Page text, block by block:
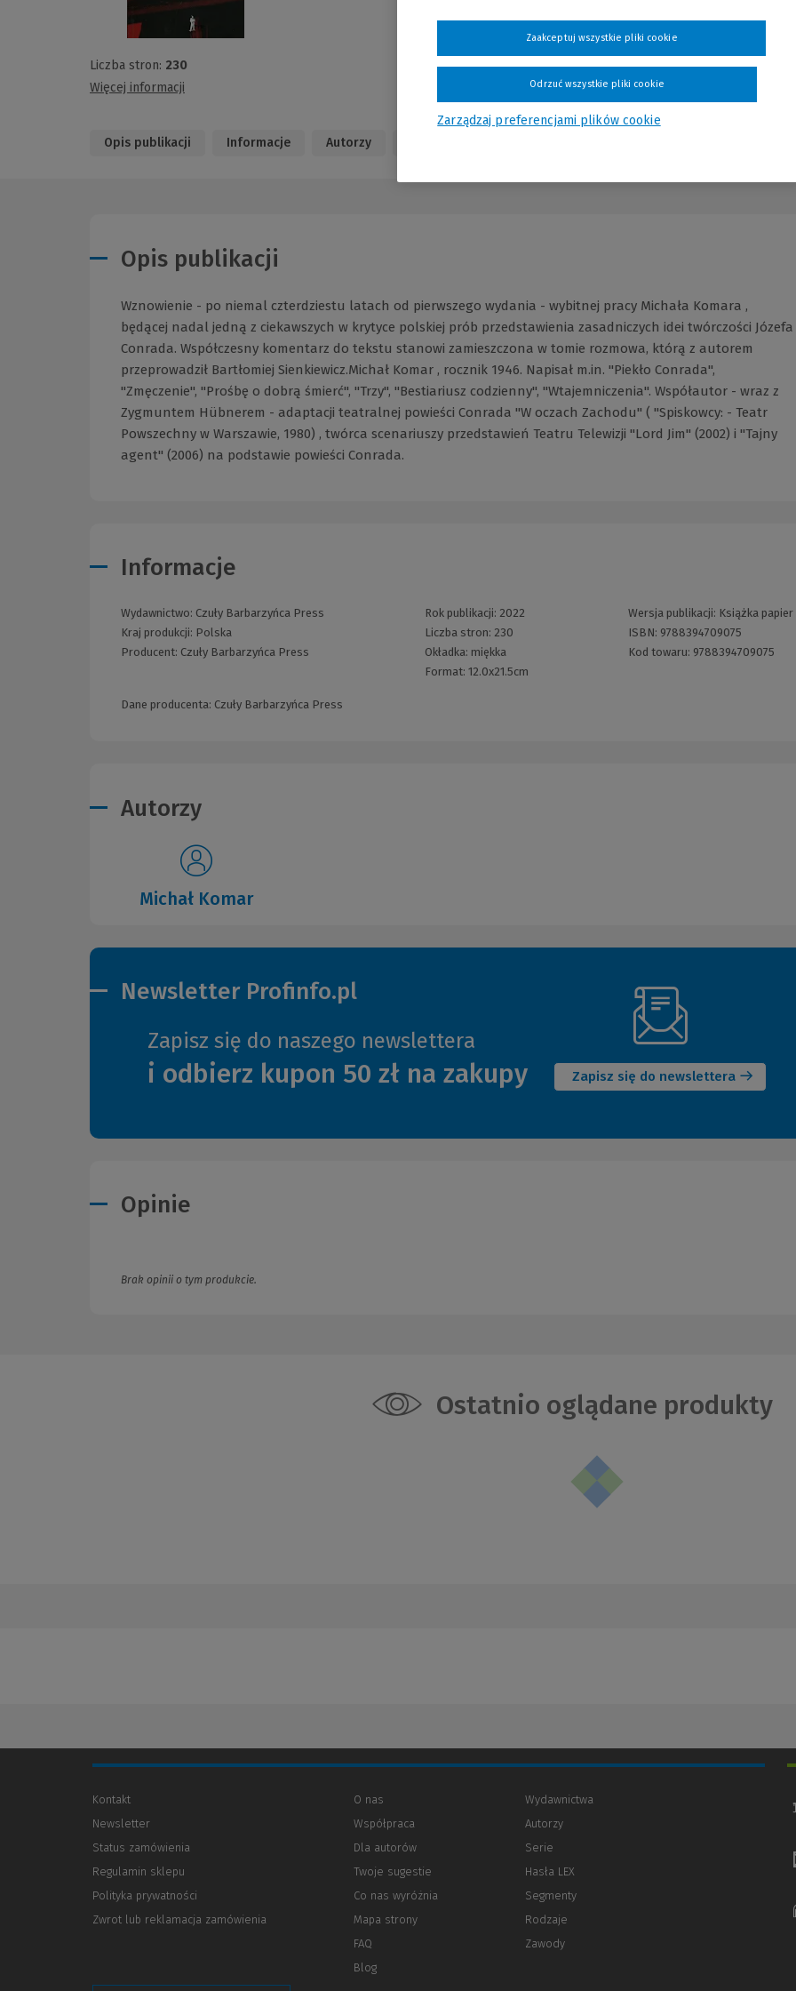
Liczba stron: 230
Więcej informacji
Opis publikacji Informacje Autorzy
Opis publikacji
Wznowienie - po niemal czterdziestu latach od pierwszego wydania - wybitnej pracy Michała Komara ,
będącej nadal jedną z ciekawszych w krytyce polskiej prób przedstawienia zasadniczych idei twórczości Józefa
Conrada. Współczesny komentarz do tekstu stanowi zamieszczona w tomie rozmowa, którą z autorem
przeprowadził Bartłomiej Sienkiewicz.Michał Komar , rocznik 1946. Napisał m.in. "Piekło Conrada",
"Zmęczenie", "Prośbę o dobrą śmierć", "Trzy", "Bestiariusz codzienny", "Wtajemniczenia". Współautor - wraz z
Zygmuntem Hübnerem - adaptacji teatralnej powieści Conrada "W oczach Zachodu" ( "Spiskowcy: - Teatr
Powszechny w Warszawie, 1980) , twórca scenariuszy przedstawień Teatru Telewizji "Lord Jim" (2002) i "Tajny
agent" (2006) na podstawie powieści Conrada.
Informacje
Wydawnictwo: Czuły Barbarzyńca Press
Kraj produkcji: Polska
Producent: Czuły Barbarzyńca Press
Rok publikacji: 2022
Liczba stron: 230
Okładka: miękka
Format: 12.0x21.5cm
Wersja publikacji: Książka papier
ISBN: 9788394709075
Kod towaru: 9788394709075
Dane producenta: Czuły Barbarzyńca Press
Autorzy
Michał Komar
Newsletter Profinfo.pl
Zapisz się do naszego newslettera
i odbierz kupon 50 zł na zakupy Zapisz się do newslettera
okno)
Opinie
Brak opinii o tym produkcie.
Ostatnio oglądane produkty
Kontakt
Newsletter
Status zamówienia
Regulamin sklepu
Polityka prywatności
innej
Zwrot lub reklamacja zamówienia
O nas
Współpraca
Dla autorów
innej
strony)
Twoje sugestie
Co nas wyróżnia
Mapa strony
FAQ
Blog
Wydawnictwa
Autorzy
Serie
Hasła LEX
Segmenty
Rodzaje
Zawody
Zarządzaj preferencjami plików cookie
Odrzuć wszystkie pliki cookie
Zaakceptuj wszystkie pliki cookie